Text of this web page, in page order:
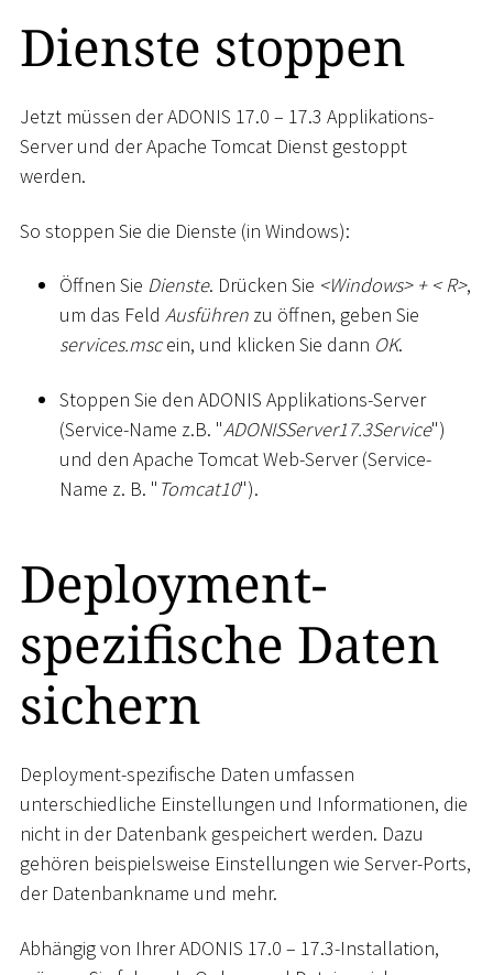
Dienste stoppen
Jetzt müssen der ADONIS 17.0 – 17.3 Applikations-
Server und der Apache Tomcat Dienst gestoppt
werden.
So stoppen Sie die Dienste (in Windows):
Öffnen Sie Dienste. Drücken Sie <Windows>+ <R>,
um das Feld Ausführen zu öffnen, geben Sie
services.mscein, und klicken Sie dann OK.
Stoppen Sie den ADONIS Applikations-Server
(Service-Name z.B. "ADONISServer17.3Service")
und den Apache Tomcat Web-Server (Service-
Name z. B. " Tomcat10").
Deployment-
spezifische Daten
sichern
Deployment-spezifische Daten umfassen
unterschiedliche Einstellungen und Informationen, die
nicht in der Datenbank gespeichert werden. Dazu
gehören beispielsweise Einstellungen wie Server-Ports,
der Datenbankname und mehr.
Abhängig von Ihrer ADONIS 17.0 – 17.3-Installation,